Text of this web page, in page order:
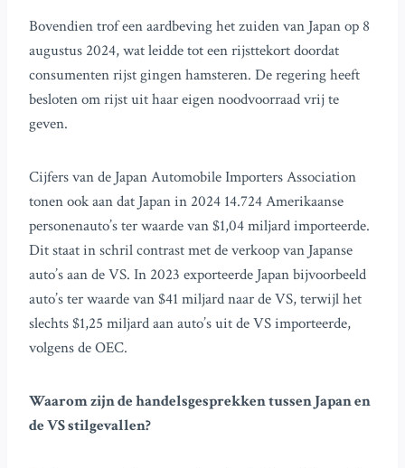
Bovendien trof een aardbeving het zuiden van Japan op 8
augustus 2024, wat leidde tot een rijsttekort doordat
consumenten rijst gingen hamsteren. De regering heeft
besloten om rijst uit haar eigen noodvoorraad vrij te
geven.
Cijfers van de Japan Automobile Importers Association
tonen ook aan dat Japan in 2024 14.724 Amerikaanse
personenauto’s ter waarde van $1,04 miljard importeerde.
Dit staat in schril contrast met de verkoop van Japanse
auto’s aan de VS. In 2023 exporteerde Japan bijvoorbeeld
auto’s ter waarde van $41 miljard naar de VS, terwijl het
slechts $1,25 miljard aan auto’s uit de VS importeerde,
volgens de OEC.
Waarom zijn de handelsgesprekken tussen Japan en
de VS stilgevallen?